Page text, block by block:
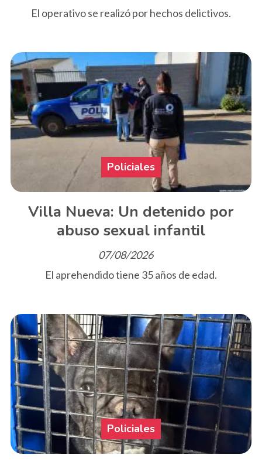
El operativo se realizó por hechos delictivos.
Villa Nueva: Un detenido por
abuso sexual infantil
Policiales
07/08/2026
El aprehendido tiene 35 años de edad.
Policiales